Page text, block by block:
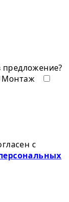
предложение?
Монтаж
с